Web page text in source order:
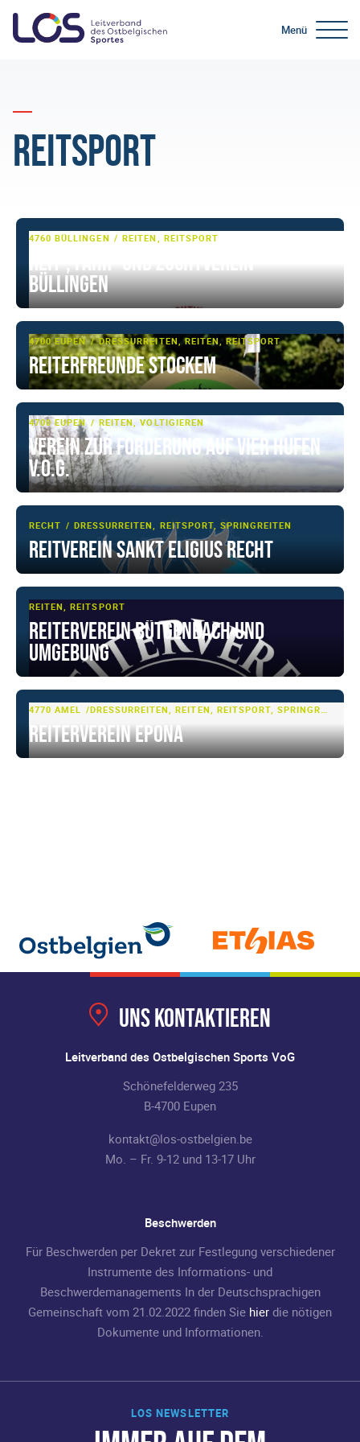
Menü
Reitsport
4760 BÜLLINGEN REITEN, REITSPORT
Reit-, Fahr- und Zuchtverein
Büllingen
4700 EUPEN DRESSURREITEN, REITEN, REITSPORT
Reiterfreunde Stockem
4700 EUPEN REITEN, VOLTIGIEREN
Verein zur Förderung auf vier Hufen
V.o.G.
RECHT DRESSURREITEN, REITSPORT, SPRINGREITEN
Reitverein Sankt Eligius Recht
REITEN, REITSPORT
Reiterverein Bütgenbach und
Umgebung
4770 AMEL
Reiterverein Epona
LOS NEWSLETTER
Uns kontaktieren
Leitverband des Ostbelgischen Sports VoG
Schönefelderweg 235
B-4700 Eupen
kontakt@los-ostbelgien.be
Mo. – Fr. 9-12 und 13-17 Uhr
Beschwerden
Für Beschwerden per Dekret zur Festlegung verschiedener
Instrumente des Informations- und
Beschwerdemanagements In der Deutschsprachigen
Gemeinschaft vom 21.02.2022 finden Sie hier die nötigen
Dokumente und Informationen.